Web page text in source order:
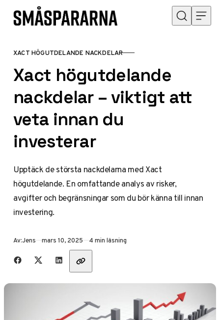
Hoppa till innehåll
KATEGORI
XACT HÖGUTDELANDE NACKDELAR
Xact högutdelande
nackdelar – viktigt att
veta innan du
investerar
Upptäck de största nackdelarna med Xact
högutdelande. En omfattande analys av risker,
avgifter och begränsningar som du bör känna till innan
investering.
Av:Jens Publicerad
mars 10, 2025 4 min läsning
Dela med vänner